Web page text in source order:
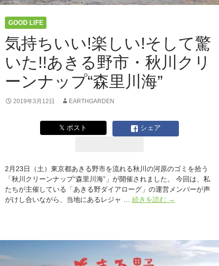
る
イ
ア
ロ
ー
ま
し
た
GOOD LIFE
気持ちいい!楽しい!そして驚
いた!!あきる野市・秋川クリ
ーンナップ“森里川海”
2019年3月12日 EARTHGARDEN
𝕏 ポスト シェア
2月23日（土）東京都あきる野市を流れる秋川の河原のゴミを拾う
「秋川クリーンナップ“森里川海”」が開催されました。 今回は、私
たちが主催している「あきる野ダイアローグ」の運営メンバーが声
がけし合いながら、当地にあるレジャ … 続きを読む 気
い!
→